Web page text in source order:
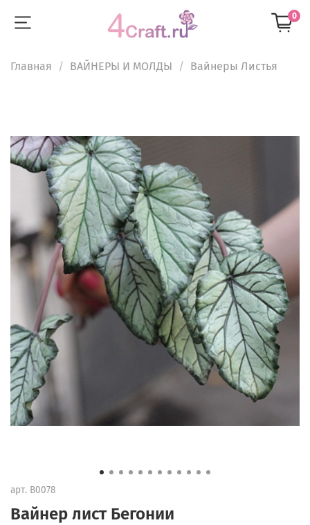
0
Главная ВАЙНЕРЫ И МОЛДЫ Вайнеры Листья
арт. B0078
Вайнер лист Бегонии